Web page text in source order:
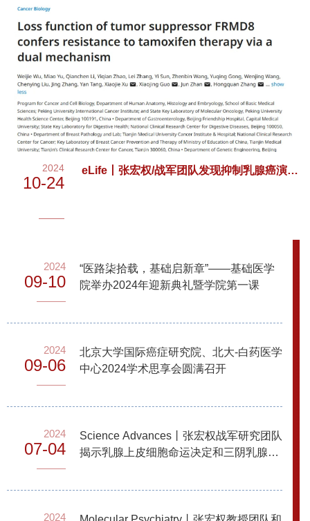
2024
10-24
eLife丨张宏权/战军团队发现抑制乳腺癌演进
2024
09-10
“医路柒拾载，基础启新章”——基础医学
院举办2024年迎新典礼暨学院第一课
2024
09-06
北京大学国际癌症研究院、北大-白药医学
中心2024学术思享会圆满召开
2024
07-04
Science Advances丨张宏权战军研究团队
揭示乳腺上皮细胞命运决定和三阴乳腺癌
2024